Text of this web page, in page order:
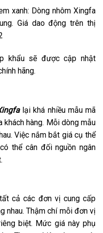
xanh: Dòng nhôm Xingfa
Giá dao động trên thị
khẩu sẽ được cập nhật
hãng.
lại khá nhiều mẫu mã
hàng. Mỗi dòng mẫu
Việc nắm bắt giá cụ thể
thể cân đối nguồn ngân
cả các đơn vị cung cấp
nhau. Thậm chí mỗi đơn vị
biệt. Mức giá này phụ